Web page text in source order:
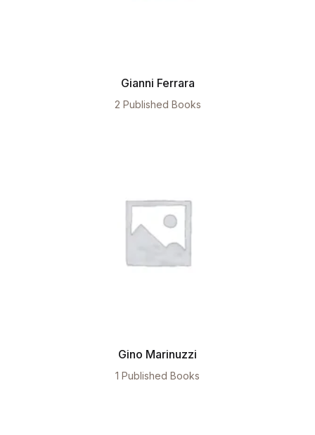
Gianni Ferrara
2 Published Books
Gino Marinuzzi
1 Published Books